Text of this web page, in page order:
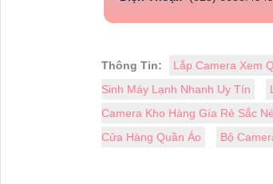
Thông Tin: Lắp Camera Xem
Sinh Máy Lạnh Nhanh Uy Tín
Camera Kho Hàng Gía Rẻ Sắc
Cửa Hàng Quần Áo
Bộ